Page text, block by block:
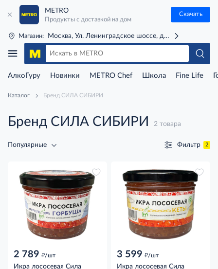
METRO
Продукты с доставкой на дом
Скачать
Магазин: Москва, Ул. Ленинградское шоссе, д. 71Г (м. Речной
АлкоГуру Новинки METRO Chef Школа Fine Life
Каталог Бренд СИЛА СИБИРИ
Бренд СИЛА СИБИРИ 2 товара
Популярные Фильтр 2
2 789 д/шт
Икра лососевая Сила
3 599 д/шт
Икра лососевая Сила